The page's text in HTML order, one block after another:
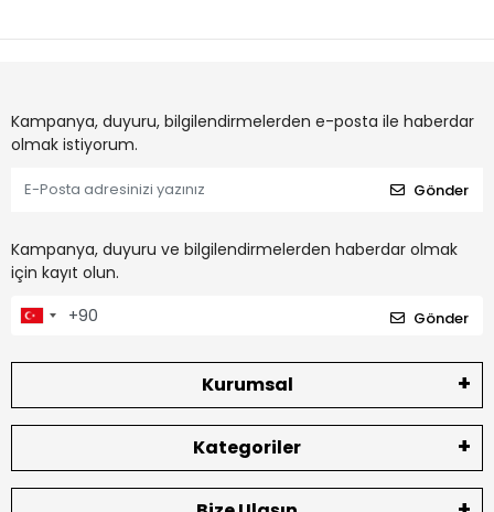
Kampanya, duyuru, bilgilendirmelerden e-posta ile haberdar
olmak istiyorum.
Gönder
Kampanya, duyuru ve bilgilendirmelerden haberdar olmak
için kayıt olun.
Gönder
Kurumsal
Kategoriler